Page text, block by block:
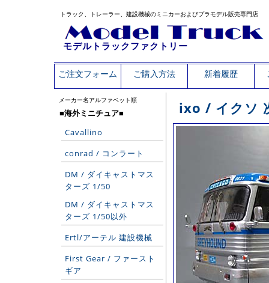
トラック、トレーラー、建設機械のミニカーおよびプラモデル販売専門店
モデルトラックファクトリー
ご注文フォーム ご購入方法 新着履歴
メーカー名アルファベット順
■海外ミニチュア■
Cavallino
conrad / コンラート
DM / ダイキャストマス
ターズ 1/50
DM / ダイキャストマス
ターズ 1/50以外
Ertl/アーテル 建設機械
First Gear / ファースト
ギア
ixo / イクソ